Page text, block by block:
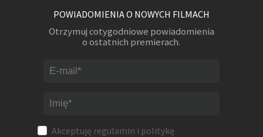
POWIADOMIENIA O NOWYCH FILMACH
Otrzymuj cotygodniowe powiadomienia
o ostatnich premierach.
Akceptuję regulamin i politykę